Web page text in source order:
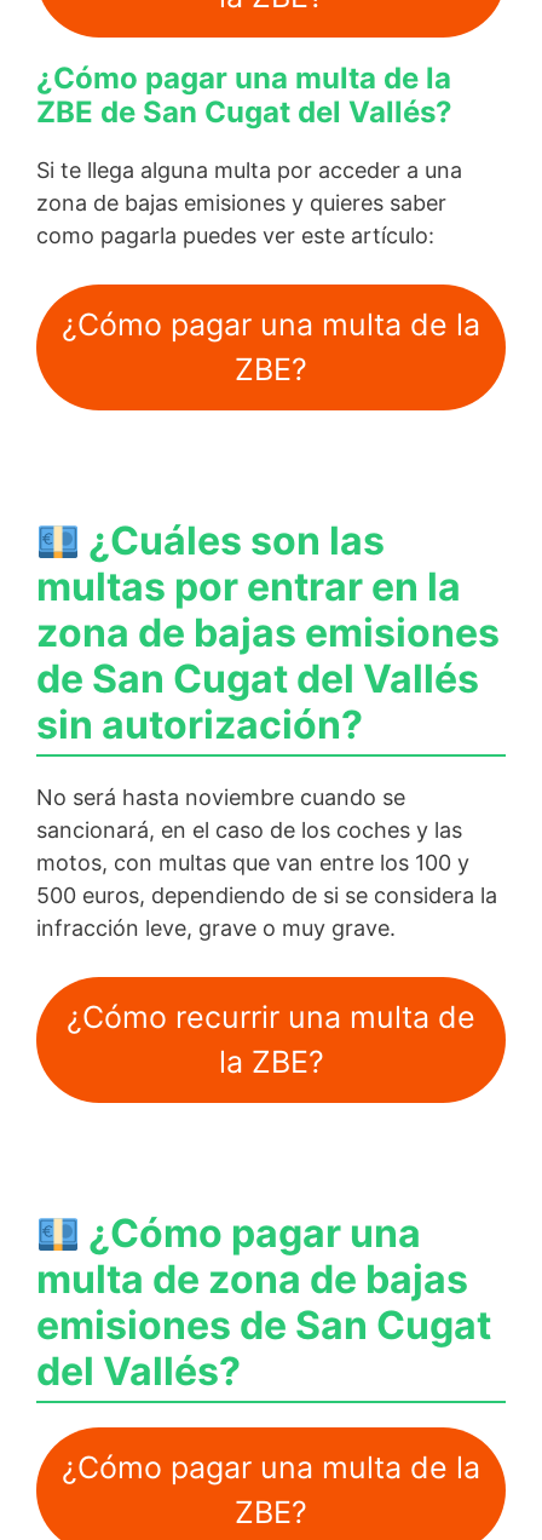
¿Cómo pagar una multa de la
ZBE de San Cugat del Vallés?
Si te llega alguna multa por acceder a una
zona de bajas emisiones y quieres saber
como pagarla puedes ver este artículo:
¿Cómo pagar una multa de la
ZBE?
¿Cuáles son las
multas por entrar en la
zona de bajas emisiones
de San Cugat del Vallés
sin autorización?
No será hasta noviembre cuando se
sancionará, en el caso de los coches y las
motos, con multas que van entre los 100 y
500 euros, dependiendo de si se considera la
infracción leve, grave o muy grave.
¿Cómo recurrir una multa de
la ZBE?
¿Cómo pagar una
multa de zona de bajas
emisiones de San Cugat
del Vallés?
¿Cómo pagar una multa de la
ZBE?